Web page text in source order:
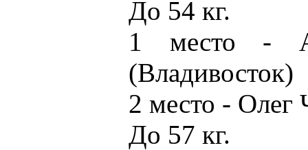
До 54 кг.
1 место -
(Владивосток)
2 место - Олег
До 57 кг.